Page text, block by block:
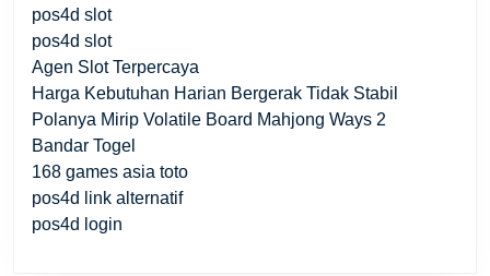
pos4d slot
pos4d slot
Agen Slot Terpercaya
Harga Kebutuhan Harian Bergerak Tidak Stabil
Polanya Mirip Volatile Board Mahjong Ways 2
Bandar Togel
168 games asia toto
pos4d link alternatif
pos4d login